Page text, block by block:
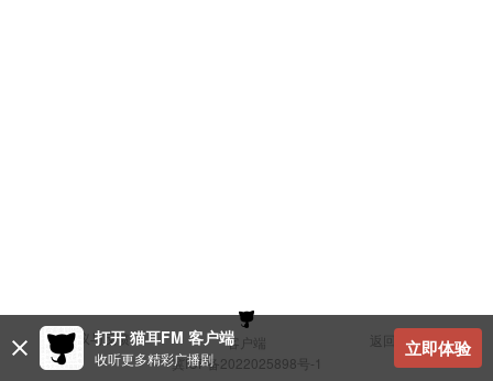
建议与反馈 客户端
返回顶部
冀ICP备2022025898号-1
打开 猫耳FM 客户端
收听更多精彩广播剧 立即体验